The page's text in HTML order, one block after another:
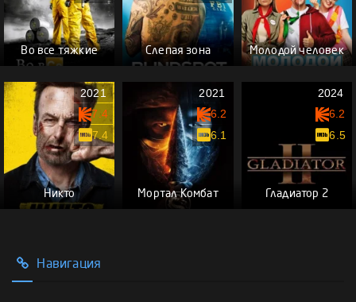
Во все тяжкие Слепая зона Молодой человек
Никто
2021
7.4
7.4
Мортал Комбат
2021
6.2
6.1
Гладиатор 2
2024
6.2
6.5
Навигация